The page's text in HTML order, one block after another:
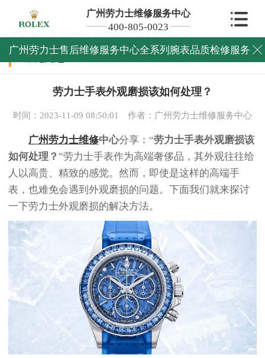
广州劳力士维修服务中心
400-805-0023
广州劳力士售后维修服务中心全系列腕表品质检修服务 
当前位置：广州劳力士维修中心>常见问题>
常见问题
劳力士手表外观磨损该如何处理？
时间：2023-11-09 08:50:01 作者：广州劳力士维修服务中心
广州劳力士维修中心分享：“劳力士手表外观磨损该
如何处理？ ”劳力士手表作为高端奢侈品，其外观往往给
人以高贵、精致的感觉。然而，即使是这样的高端手
表，也难免会遇到外观磨损的问题。下面我们就来探讨
一下劳力士外观磨损的解决方法。